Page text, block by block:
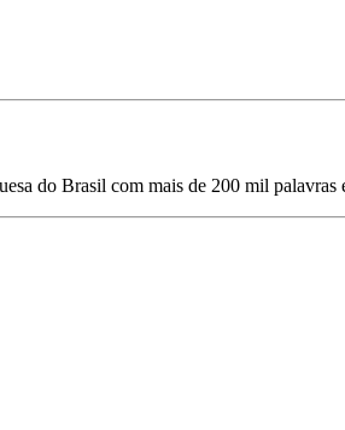
do Brasil com mais de 200 mil palavras